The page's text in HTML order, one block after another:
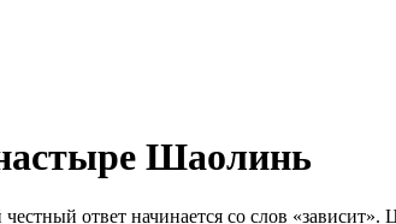
Шаолинь
ответ начинается со слов «зависит».